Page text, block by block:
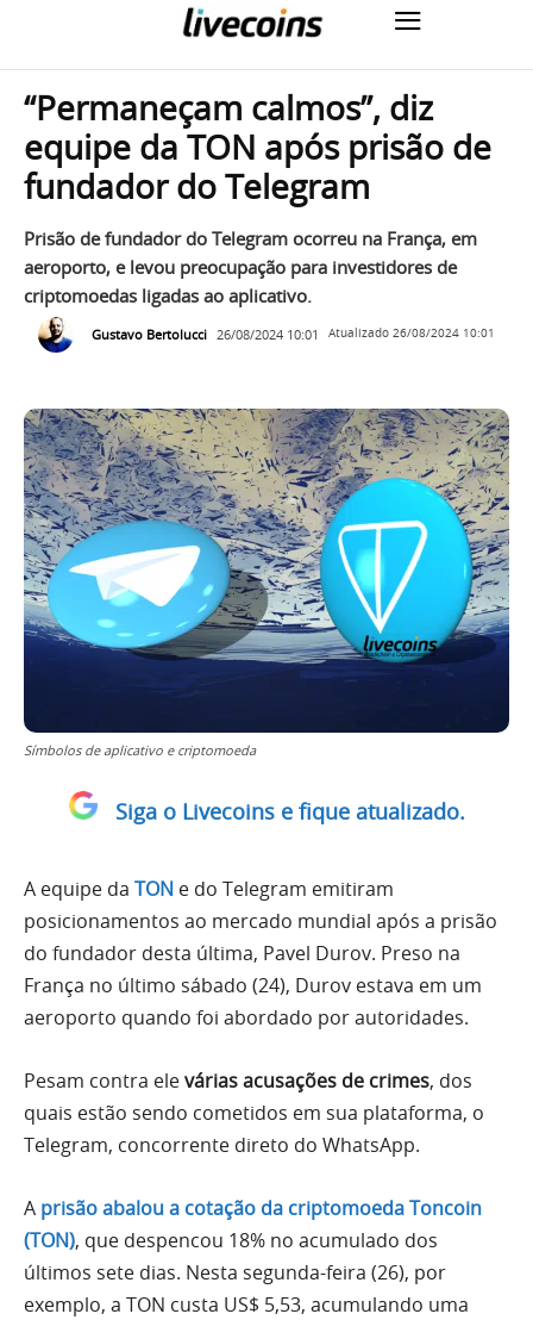
“Permaneçam calmos”, diz
equipe da TON após prisão de
fundador do Telegram
Prisão de fundador do Telegram ocorreu na França, em
aeroporto, e levou preocupação para investidores de
criptomoedas ligadas ao aplicativo.
Gustavo Bertolucci 26/08/2024 10:01 Atualizado 26/08/2024 10:01
Símbolos de aplicativo e criptomoeda
Siga o Livecoins e fique atualizado.
A equipe da TON e do Telegram emitiram
posicionamentos ao mercado mundial após a prisão
do fundador desta última, Pavel Durov. Preso na
França no último sábado (24), Durov estava em um
aeroporto quando foi abordado por autoridades.
Pesam contra elevárias acusações de crimes, dos
quais estão sendo cometidos em sua plataforma, o
Telegram, concorrente direto do WhatsApp.
A prisão abalou a cotação da criptomoeda Toncoin
(TON), que despencou 18% no acumulado dos
últimos sete dias. Nesta segunda-feira (26), por
exemplo, a TON custa US$ 5,53, acumulando uma